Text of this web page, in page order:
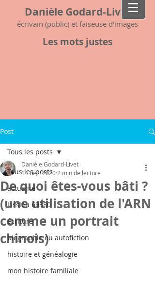
Danièle Godard-Livet
écrivain (public) et faiseuse d'images
Les mots justes
Post
Tous les posts
actualité
Lissieu 69380
écriture
biographie ou autofiction
histoire et généalogie
mon histoire familiale
Tous les posts
De quoi êtes-vous bâti ?
(une utilisation de l'ARN
comme un portrait
chinois)
Danièle Godard-Livet
14 déc. 2020 2 min de lecture